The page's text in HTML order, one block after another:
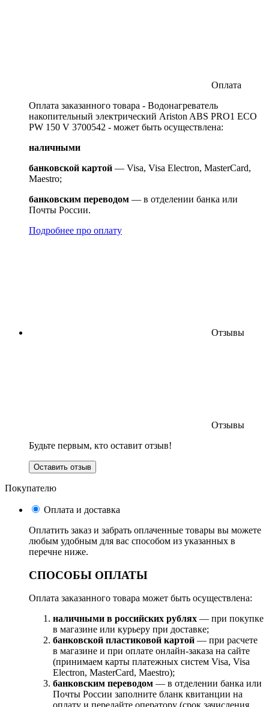
Оплата
Оплата заказанного товара - Водонагреватель
накопительный электрический Ariston ABS PRO1 ECO
PW 150 V 3700542 - может быть осуществлена:
наличными
банковской картой — Visa, Visa Electron, MasterCard,
Maestro;
банковским переводом — в отделении банка или
Почты России.
Подробнее про оплату
Отзывы
Отзывы
Будьте первым, кто оставит отзыв!
Оставить отзыв
Покупателю
Оплата и доставка
Оплатить заказ и забрать оплаченные товары вы можете
любым удобным для вас способом из указанных в
перечне ниже.
СПОСОБЫ ОПЛАТЫ
Оплата заказанного товара может быть осуществлена:
наличными в российских рублях — при покупке
в магазине или курьеру при доставке;
банковской пластиковой картой — при расчете
в магазине и при оплате онлайн-заказа на сайте
(принимаем карты платежных систем Visa, Visa
Electron, MasterCard, Maestro);
банковским переводом — в отделении банка или
Почты России заполните бланк квитанции на